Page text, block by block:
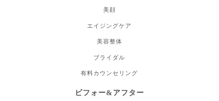
美顔
エイジングケア
美容整体
ブライダル
有料カウンセリング
ビフォー&アフター